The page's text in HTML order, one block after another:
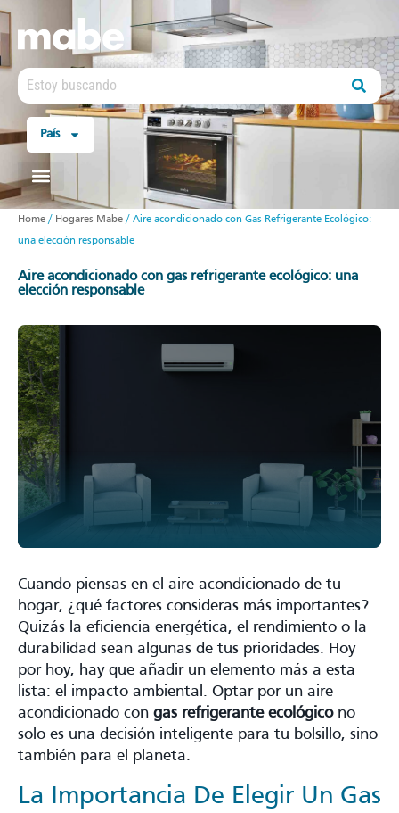
País
Home / Hogares Mabe / Aire acondicionado con Gas Refrigerante Ecológico:
una elección responsable
aire acondicionado con gas refrigerante ecológico: una
elección responsable
Cuando piensas en el aire acondicionado de tu
hogar, ¿qué factores consideras más importantes?
Quizás la eficiencia energética, el rendimiento o la
durabilidad sean algunas de tus prioridades. Hoy
por hoy, hay que añadir un elemento más a esta
lista: el impacto ambiental. Optar por un aire
acondicionado con gas refrigerante ecológicono
solo es una decisión inteligente para tu bolsillo, sino
también para el planeta.
La Importancia De Elegir Un Gas